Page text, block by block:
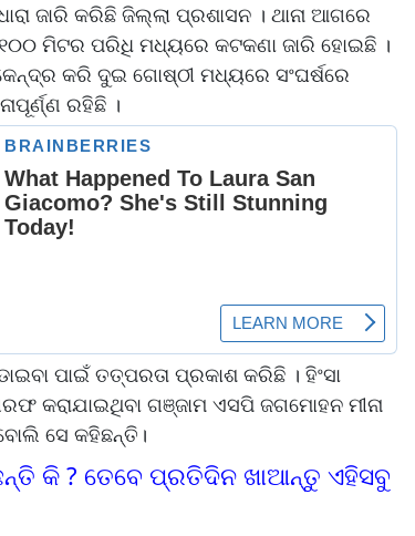
ଜାରି କରିଛି ଜିଲ୍ଲା ପ୍ରଶାସନ । ଥାନା ଆଗରେ
୧୦୦ ମିଟର ପରିଧି ମଧ୍ୟରେ କଟକଣା ଜାରି ହୋଇଛି ।
କରି ଦୁଇ ଗୋଷ୍ଠୀ ମଧ୍ୟରେ ସଂଘର୍ଷରେ
ରହିଛି ।
ପାଇଁ ତତ୍ପରତା ପ୍ରକାଶ କରିଛି । ହିଂସା
କରାଯାଇଥିବା ଗଞ୍ଜାମ ଏସପି ଜଗମୋହନ ମୀନା
ସେ କହିଛନ୍ତି।
କି ? ତେବେ ପ୍ରତିଦିନ ଖାଆନ୍ତୁ ଏହିସବୁ